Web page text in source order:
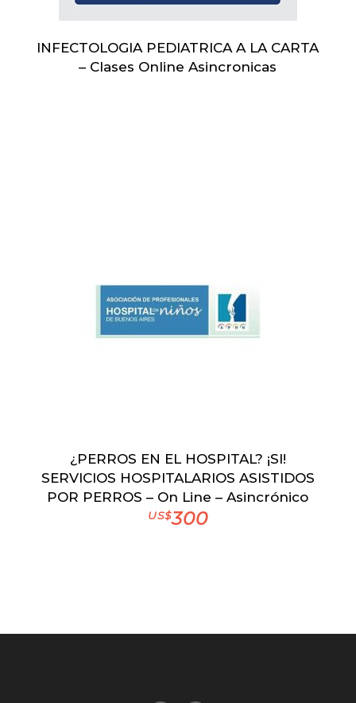
INFECTOLOGIA PEDIATRICA A LA CARTA
– Clases Online Asincronicas
¿PERROS EN EL HOSPITAL? ¡SI!
SERVICIOS HOSPITALARIOS ASISTIDOS
POR PERROS – On Line – Asincrónico
US$300